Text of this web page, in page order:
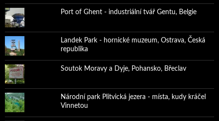
Port of Ghent - industriální tvář Gentu, Belgie
Landek Park - hornické muzeum, Ostrava, Česká
republika
Soutok Moravy a Dyje, Pohansko, Břeclav
Národní park Plitvická jezera - místa, kudy kráčel
Vinnetou